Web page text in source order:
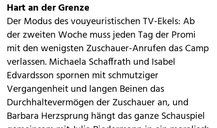
Hart an der Grenze
Der Modus des vouyeuristischen TV-Ekels: Ab
der zweiten Woche muss jeden Tag der Promi
mit den wenigsten Zuschauer-Anrufen das Camp
verlassen. Michaela Schaffrath und Isabel
Edvardsson spornen mit schmutziger
Vergangenheit und langen Beinen das
Durchhaltevermögen der Zuschauer an, und
Barbara Herzsprung hängt das ganze Schauspiel